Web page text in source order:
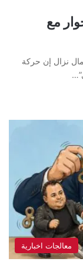
ولا حوار مع
نزال إن حركة
معالجات اخبارية